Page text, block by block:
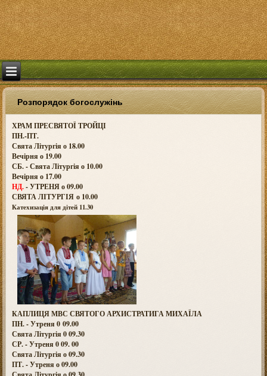
Розпорядок богослужінь
ХРАМ ПРЕСВЯТОЇ ТРОЙЦІ
ПН.-ПТ.
Свята Літургія о 18.00
Вечірня о 19.00
СБ. - Свята Літургія о 10.00
Вечірня о 17.00
НД.- УТРЕНЯ о 09.00
СВЯТА ЛІТУРГІЯ о 10.00
Катехизація для дітей 11.30
КАПЛИЦЯ МВС СВЯТОГО АРХИСТРАТИГА МИХАЇЛА
ПН. - Утреня 0 09.00
Свята Літургія 0 09.30
СР. - Утреня 0 09. 00
Свята Літургія о 09.30
ПТ. - Утреня о 09.00